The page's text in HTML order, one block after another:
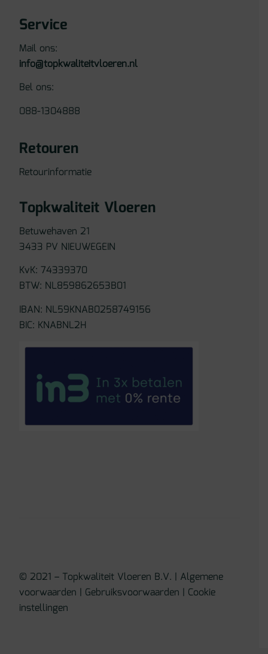
Service
Mail ons:
info@topkwaliteitvloeren.nl
Bel ons:
088-1304888
Retouren
Retourinformatie
Topkwaliteit Vloeren
Betuwehaven 21
3433 PV NIEUWEGEIN
KvK: 74339370
BTW: NL859862653B01
IBAN: NL59KNAB0258749156
BIC: KNABNL2H
© 2021 – Topkwaliteit Vloeren B.V. | Algemene
voorwaarden | Gebruiksvoorwaarden | Cookie
instellingen